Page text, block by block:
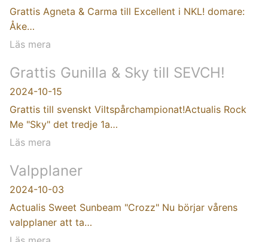
Grattis Agneta & Carma till Excellent i NKL! domare:
Åke…
Läs mera
Grattis Gunilla & Sky till SEVCH!
2024-10-15
Grattis till svenskt Viltspårchampionat!Actualis Rock
Me "Sky" det tredje 1a…
Läs mera
Valpplaner
2024-10-03
Actualis Sweet Sunbeam "Crozz" Nu börjar vårens
valpplaner att ta…